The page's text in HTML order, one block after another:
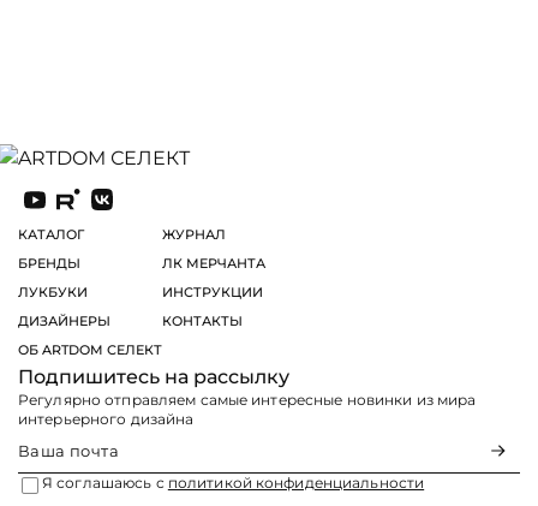
КАТАЛОГ
БРЕНДЫ
ЛУКБУКИ
ДИЗАЙНЕРЫ
ОБ ARTDOM СЕЛЕКТ
ЖУРНАЛ
ЛК МЕРЧАНТА
ИНСТРУКЦИИ
КОНТАКТЫ
Подпишитесь на рассылку
Регулярно отправляем самые интересные новинки из мира
интерьерного дизайна
Я соглашаюсь с политикой конфиденциальности